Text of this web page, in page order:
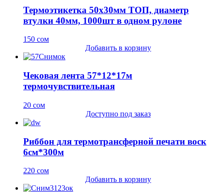
Термоэтикетка 50х30мм ТОП, диаметр
втулки 40мм, 1000шт в одном рулоне
150 сом
Добавить в корзину
Чековая лента 57*12*17м
термочувствительная
20 сом
Доступно под заказ
Риббон для термотрансферной печати воск
6см*300м
220 сом
Добавить в корзину